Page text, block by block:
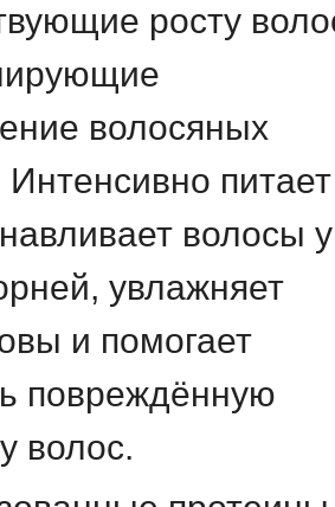
росту
волосяных
Интенсивно питает
волосы у
увлажняет
и помогает
повреждённую
волос.